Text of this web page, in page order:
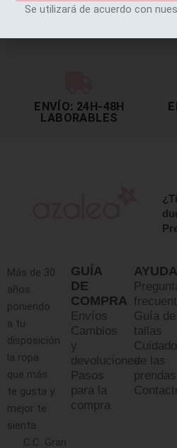
ENVÍO: 24H-48H
LABORABLES
Más de 30
años
poniendo
a tu
disposición
la ropa
que más
te gusta y
mejor te
sienta
C.C. Gran
GUÍA
DE
COMPRA
Envíos
Cambios
y
devoluciones
Pasos
para la
compra
AYUDA
Guía de
tallas
Cuidado
de las
prendas
Se utilizará de acuerdo con